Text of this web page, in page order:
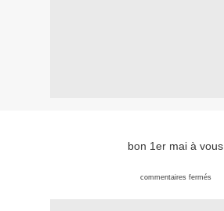
bon 1er mai à vous
commentaires fermés